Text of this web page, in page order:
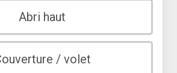
Abri haut
/ volet